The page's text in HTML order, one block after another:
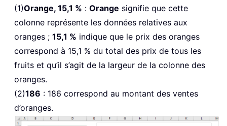
(1)Orange, 15,1 % : Orange signifie que cette
colonne représente les données relatives aux
oranges ; 15,1 % indique que le prix des oranges
correspond à 15,1 % du total des prix de tous les
fruits et qu’il s’agit de la largeur de la colonne des
oranges.
(2)186 : 186 correspond au montant des ventes
d’oranges.